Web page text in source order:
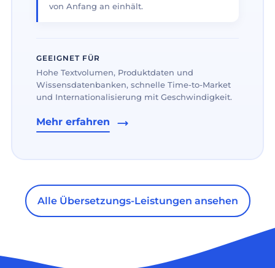
von Anfang an einhält.
GEEIGNET FÜR
Hohe Textvolumen, Produktdaten und
Wissensdatenbanken, schnelle Time-to-Market
und Internationalisierung mit Geschwindigkeit.
Mehr erfahren
Alle Übersetzungs-Leistungen ansehen